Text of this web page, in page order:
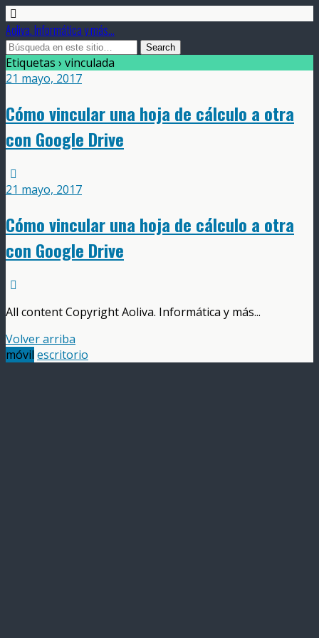
Aoliva. Informática y más...
Etiquetas › vinculada
21 mayo, 2017
Cómo vincular una hoja de cálculo a otra
con Google Drive
21 mayo, 2017
Cómo vincular una hoja de cálculo a otra
con Google Drive
All content Copyright Aoliva. Informática y más...
Volver arriba
móvil escritorio